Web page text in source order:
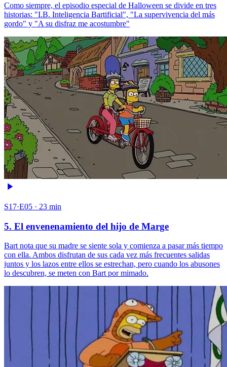
Como siempre, el episodio especial de Halloween se divide en tres
historias: "I.B. Inteligencia Bartificial", "La supervivencia del más
gordo" y "A su disfraz me acostumbre"
S17·E05 · 23 min
5. El envenenamiento del hijo de Marge
Bart nota que su madre se siente sola y comienza a pasar más tiempo
con ella. Ambos disfrutan de sus cada vez más frecuentes salidas
juntos y los lazos entre ellos se estrechan, pero cuando los abusones
lo descubren, se meten con Bart por mimado.